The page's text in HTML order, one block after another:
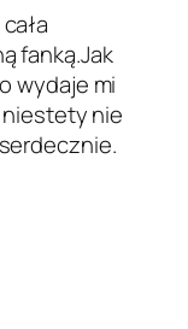
fanką.Jak
wydaje mi
nie